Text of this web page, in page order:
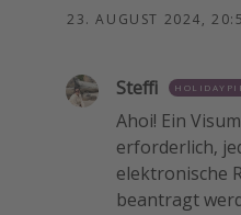
23. AUGUST 2024,
Steffi
Ahoi! Ein
erforderlich,
elektronische
beantragt